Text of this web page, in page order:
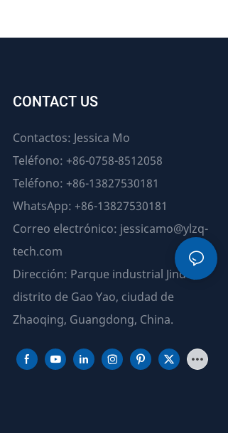
CONTACT US
Contactos: Jessica Mo
Teléfono: +86-0758-8512058
Teléfono: +86-13827530181
WhatsApp: +86-13827530181
Correo electrónico: jessicamo@ylzq-
tech.com
Dirección: Parque industrial Jindu,
distrito de Gao Yao, ciudad de
Zhaoqing, Guangdong, China.